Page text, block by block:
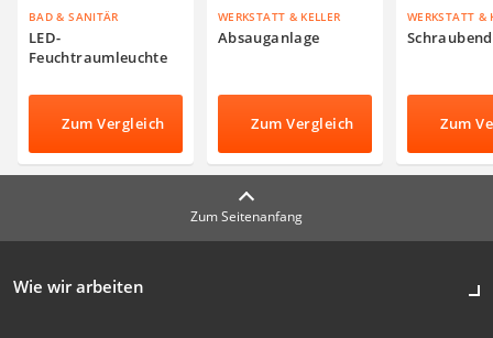
BAD & SANITÄR
LED-
Feuchtraumleuchte
Zum Vergleich
WERKSTATT & KELLER
Absauganlage
Zum Vergleich
WERKSTATT &
Zum
Zum Seitenanfang
Wie wir arbeiten